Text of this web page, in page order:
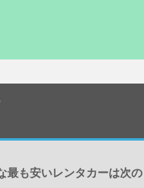
最も安いレンタカーは次